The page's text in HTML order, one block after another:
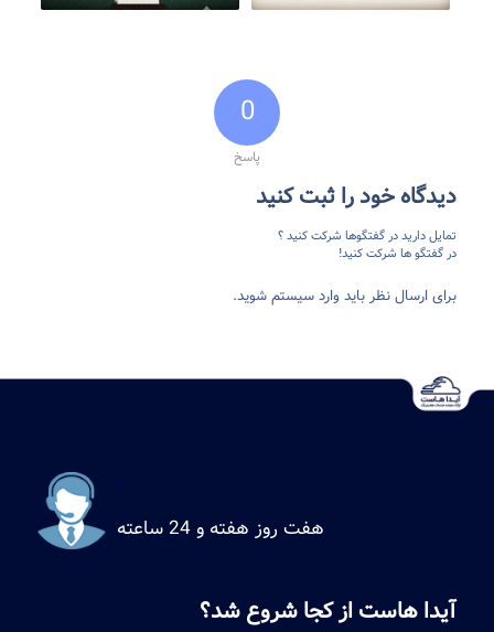
0
پاسخ
دیدگاه خود را ثبت کنید
تمایل دارید در گفتگوها شرکت کنید ؟
در گفتگو ها شرکت کنید!
برای ارسال نظر باید وارد سیستم شوید.
.
هفت روز هفته و 24 ساعته
آیدا هاست از کجا شروع شد؟